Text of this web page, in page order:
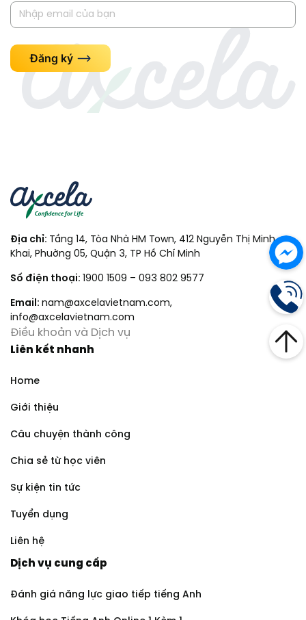
Đăng ký
Địa chỉ: Tầng 14, Tòa Nhà HM Town, 412 Nguyễn Thị Minh
Khai, Phuờng 05, Quận 3, TP Hồ Chí Minh
Số điện thoại: 1900 1509 – 093 802 9577
Email: nam@axcelavietnam.com,
info@axcelavietnam.com
Điều khoản và Dịch vụ
Liên kết nhanh
Home
Giới thiệu
Câu chuyện thành công
Chia sẻ từ học viên
Sự kiện tin tức
Tuyển dụng
Liên hệ
Dịch vụ cung cấp
Đánh giá năng lực giao tiếp tiếng Anh